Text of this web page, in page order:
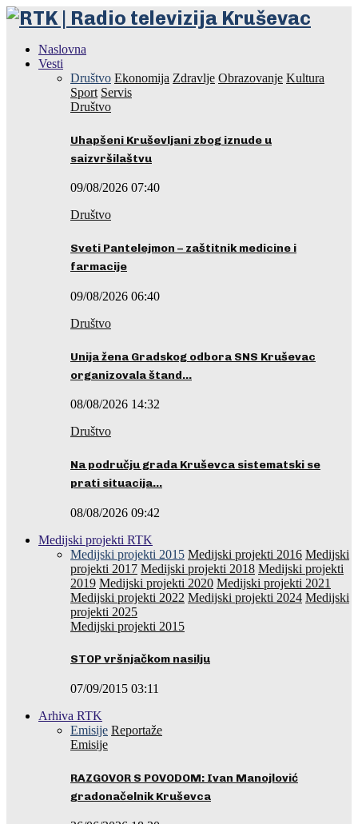
Naslovna
Vesti
Društvo Ekonomija Zdravlje Obrazovanje Kultura
Sport Servis
Društvo
Uhapšeni Kruševljani zbog iznude u
saizvršilaštvu
09/08/2026 07:40
Društvo
Sveti Pantelejmon – zaštitnik medicine i
farmacije
09/08/2026 06:40
Društvo
Unija žena Gradskog odbora SNS Kruševac
organizovala štand…
08/08/2026 14:32
Društvo
Na području grada Kruševca sistematski se
prati situacija…
08/08/2026 09:42
Medijski projekti RTK
Medijski projekti 2015 Medijski projekti 2016 Medijski
projekti 2017 Medijski projekti 2018 Medijski projekti
2019 Medijski projekti 2020 Medijski projekti 2021
Medijski projekti 2022 Medijski projekti 2024 Medijski
projekti 2025
Medijski projekti 2015
STOP vršnjačkom nasilju
07/09/2015 03:11
Arhiva RTK
Emisije Reportaže
Emisije
RAZGOVOR S POVODOM: Ivan Manojlović
gradonačelnik Kruševca